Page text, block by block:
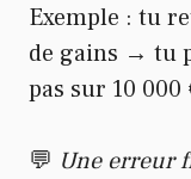
Exemple : tu
de gains → tu
pas sur 10 000
💬 Une erreur